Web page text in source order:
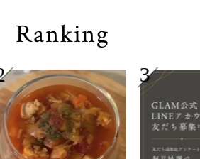
Ranking